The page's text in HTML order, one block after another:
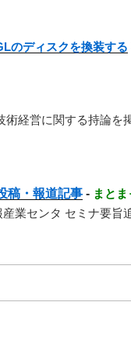
のディスクを換装する
術経営に関する持論を
稿・報道記事 - まと
業センタ セミナ要旨